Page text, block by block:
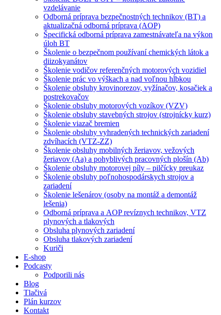
vzdelávanie
Odborná príprava bezpečnostných technikov (BT) a
aktualizačná odborná príprava (AOP)
Špecifická odborná príprava zamestnávateľa na výkon
úloh BT
Školenie o bezpečnom používaní chemických látok a
diizokyanátov
Školenie vodičov referenčných motorových vozidiel
Školenie prác vo výškach a nad voľnou hĺbkou
Školenie obsluhy krovinorezov, vyžínačov, kosačiek a
postrekovačov
Školenie obsluhy motorových vozíkov (VZV)
Školenie obsluhy stavebných strojov (strojnícky kurz)
Školenie viazač bremien
Školenie obsluhy vyhradených technických zariadení
zdvíhacích (VTZ-ZZ)
Školenie obsluhy mobilných žeriavov, vežových
žeriavov (Aa) a pohyblivých pracovných plošín (Ab)
Školenie obsluhy motorovej píly – pilčícky preukaz
Školenie obsluhy poľnohospodárskych strojov a
zariadení
Školenie lešenárov (osoby na montáž a demontáž
lešenia)
Odborná príprava a AOP revíznych technikov, VTZ
plynových a tlakových
Obsluha plynových zariadení
Obsluha tlakových zariadení
Kuriči
E-shop
Podcasty
Podporili nás
Blog
Tlačivá
Plán kurzov
Kontakt